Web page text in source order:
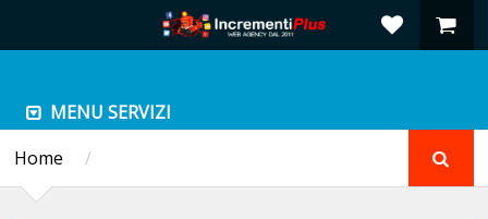
MENU SERVIZI
Home
/